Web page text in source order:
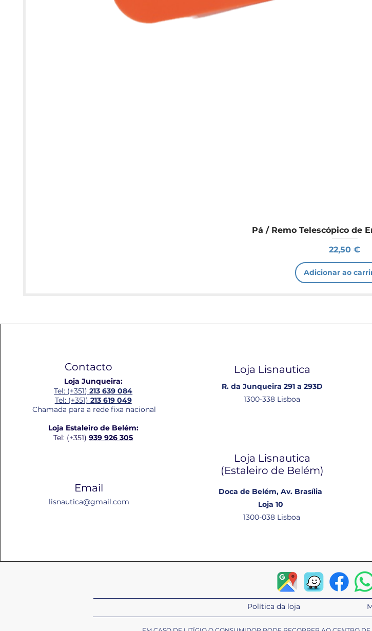
Pá / Remo Telescópico de
Preço
22,50 €
Adicionar ao
Contacto
Loja Junqueira:
Tel: (+351)213 639 084
Tel: (+351) 213 619 049
Chamada para a rede fixa nacional
Loja Estaleiro de Belém:
Tel: (+351)939 926 305
Email
lisnautica@gmail.com
Loja Lisnautica
R. da Junqueira 291 a 293D
1300-338 Lisboa
Loja Lisnautica
(Estaleiro de Belém​)
Doca de Belém, Av. Brasília
Loja 10
1300-038 Lisboa
Política da loja